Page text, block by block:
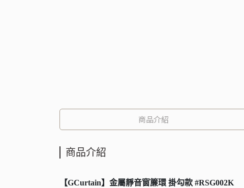
商品介紹
商品介紹
【GCurtain】金屬靜音窗簾環 掛勾款 #RSG002K